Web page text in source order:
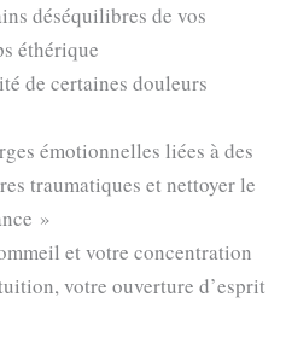
déséquilibres de vos
éthérique
de certaines douleurs
émotionnelles liées à des
traumatiques et nettoyer le
»
et votre concentration
votre ouverture d’esprit